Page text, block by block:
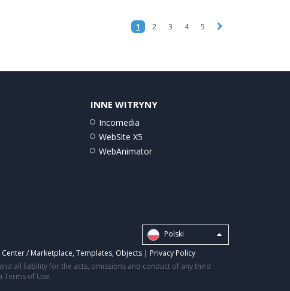
1 2 3 4 5
INNE WITRYNY
Incomedia
WebSite X5
WebAnimator
Polski
Center / Marketplace, Templates, Objects | Privacy Policy
all liability for the acts, omissions and conduct of any third
Terms of Use.